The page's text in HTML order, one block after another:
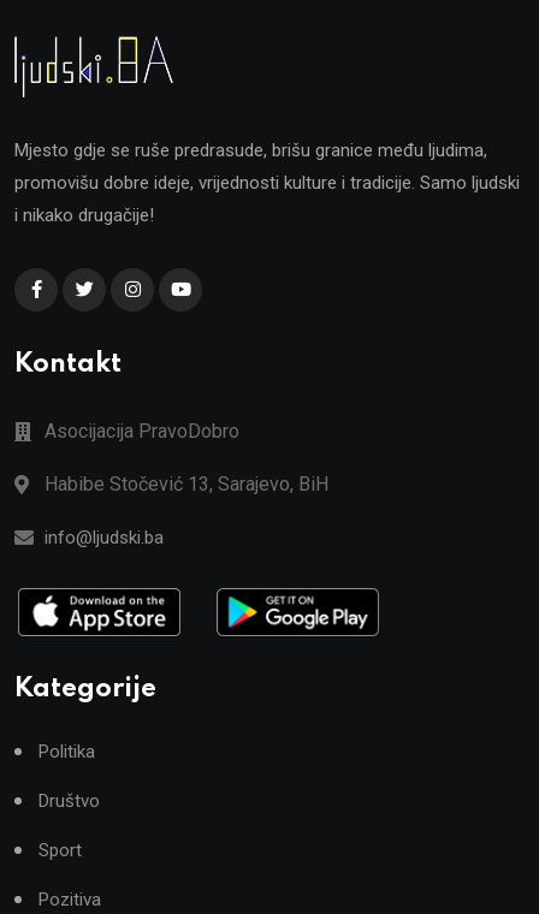
Mjesto gdje se ruše predrasude, brišu granice među ljudima,
promovišu dobre ideje, vrijednosti kulture i tradicije. Samo ljudski
i nikako drugačije!
Kontakt
Asocijacija PravoDobro
Habibe Stočević 13, Sarajevo, BiH
info@ljudski.ba
Kategorije
Politika
Društvo
Sport
Pozitiva